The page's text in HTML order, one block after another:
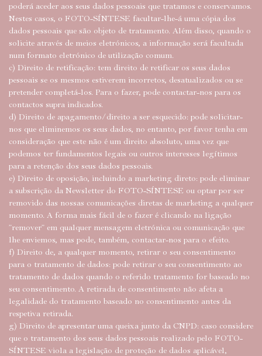
poderá aceder aos seus dados pessoais que tratamos e conservamos.
Nestes casos, o FOTO-SÍNTESE facultar-lhe-á uma cópia dos
dados pessoais que são objeto de tratamento. Além disso, quando o
solicite através de meios eletrónicos, a informação será facultada
num formato eletrónico de utilização comum.
c) Direito de retificação: tem direito de retificar os seus dados
pessoais se os mesmos estiverem incorretos, desatualizados ou se
pretender completá-los. Para o fazer, pode contactar-nos para os
contactos supra indicados.
d) Direito de apagamento/direito a ser esquecido: pode solicitar-
nos que eliminemos os seus dados, no entanto, por favor tenha em
consideração que este não é um direito absoluto, uma vez que
podemos ter fundamentos legais ou outros interesses legítimos
para a retenção dos seus dados pessoais.
e) Direito de oposição, incluindo a marketing direto: pode eliminar
a subscrição da Newsletter do FOTO-SÍNTESE ou optar por ser
removido das nossas comunicações diretas de marketing a qualquer
momento. A forma mais fácil de o fazer é clicando na ligação
”remover” em qualquer mensagem eletrónica ou comunicação que
lhe enviemos, mas pode, também, contactar-nos para o efeito.
f) Direito de, a qualquer momento, retirar o seu consentimento
para o tratamento de dados: pode retirar o seu consentimento ao
tratamento de dados quando o referido tratamento for baseado no
seu consentimento. A retirada de consentimento não afeta a
legalidade do tratamento baseado no consentimento antes da
respetiva retirada.
g) Direito de apresentar uma queixa junto da CNPD: caso considere
que o tratamento dos seus dados pessoais realizado pelo FOTO-
SÍNTESE viola a legislação de proteção de dados aplicável,